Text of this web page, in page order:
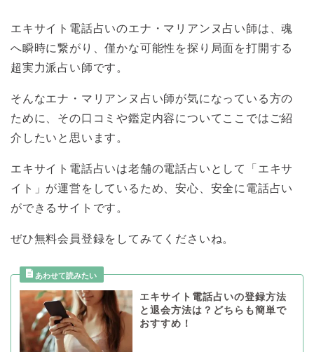
エキサイト電話占いのエナ・マリアンヌ占い師は、魂
へ瞬時に繋がり、僅かな可能性を探り局面を打開する
超実力派占い師です。
そんなエナ・マリアンヌ占い師が気になっている方の
ために、その口コミや鑑定内容についてここではご紹
介したいと思います。
エキサイト電話占いは老舗の電話占いとして「エキサ
イト」が運営をしているため、安心、安全に電話占い
ができるサイトです。
ぜひ無料会員登録をしてみてくださいね。
エキサイト電話占いの登録方法
と退会方法は？どちらも簡単で
おすすめ！